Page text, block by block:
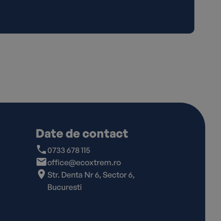
Date de contact
0733 678 115
office@ecoxtrem.ro
Str. Denta Nr 6, Sector 6,
Bucuresti